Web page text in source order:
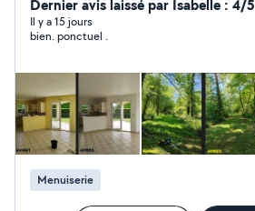
Dernier avis laissé par Isabelle : 4/5
Il y a 15 jours
bien. ponctuel .
Menuiserie